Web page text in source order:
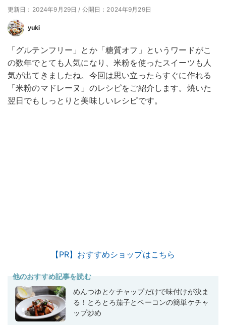
更新日：2024年9月29日 / 公開日：2024年9月29日
yuki
「グルテンフリー」とか「糖質オフ」というワードがこ
の数年でとても人気になり、米粉を使ったスイーツも人
気が出てきましたね。今回は思い立ったらすぐに作れる
「米粉のマドレーヌ」のレシピをご紹介します。焼いた
翌日でもしっとりと美味しいレシピです。
【PR】おすすめショップはこちら
他のおすすめ記事を読む
めんつゆとケチャップだけで味付けが決ま
る！とろとろ茄子とベーコンの簡単ケチャ
ップ炒め